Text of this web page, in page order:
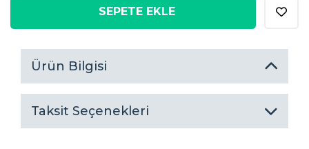
SEPETE EKLE
Ürün Bilgisi
Taksit Seçenekleri